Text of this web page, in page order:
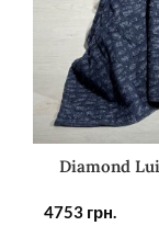
Diamond
4753 грн.